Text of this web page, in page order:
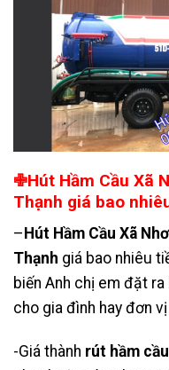
✙Hút Hầm Cầu Xã
Thạnh giá bao
– Hút Hầm Cầu Xã
Thạnh giá bao nhiêu
biến Anh chị em đặt
cho gia đình hay đơn
-Giá thành rút hầm cầu